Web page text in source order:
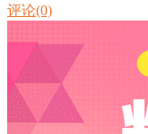
评论(0)